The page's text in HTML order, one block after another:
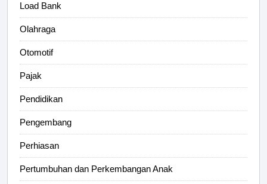
Load Bank
Olahraga
Otomotif
Pajak
Pendidikan
Pengembang
Perhiasan
Pertumbuhan dan Perkembangan Anak